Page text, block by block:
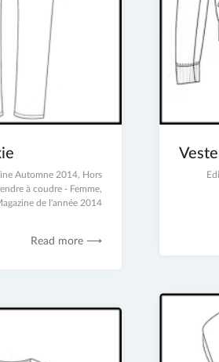
Automne 2014, Hors
à coudre - Femme,
de l'année 2014
Read more ⟶